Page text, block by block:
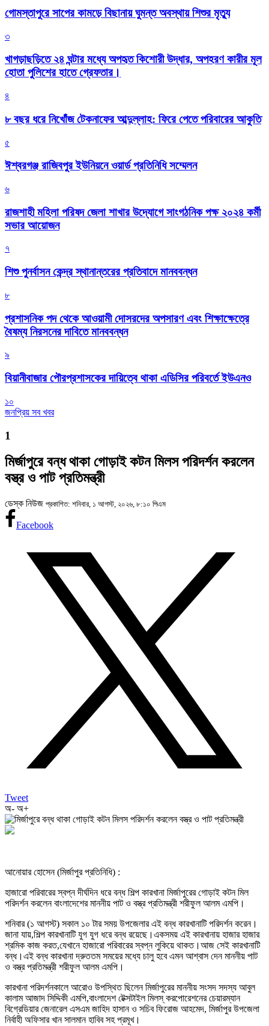
গোমস্তাপুরে সাপের কামড়ে বিছানায় ঘুমন্ত অবস্থায় শিশুর মৃত্যু
৩
খাগড়াছড়িতে ২৪ ঘন্টার মধ্যে অপহৃত কিশোরী উদ্ধার, অপহরণ কারীর মূল
হোতা পুলিশের হাতে গ্রেফতার।
৪
৮ বছর ধরে নিখোঁজ টেকনাফের আব্দুল্লাহ: ফিরে পেতে পরিবারের আকুতি
৫
ঈশ্বরগঞ্জ রাজিবপুর ইউনিয়নে ওয়ার্ড প্রতিনিধি সম্মেলন
৬
রাজশাহী মহিলা পরিষদ জেলা শাখার উদ্যোগে সাংগঠনিক পক্ষ ২০২৪ কর্মী
সভার আয়োজন
৭
শিশু পুনর্বাসন কেন্দ্র স্থানান্তরের প্রতিবাদে মানববন্ধন
৮
প্রশাসনিক পদ থেকে আওয়ামী দোসরদের অপসারণ এবং শিক্ষাক্ষেত্রে
বৈষম্য নিরসনের দাবিতে মানববন্ধন
৯
বিয়ানীবাজার পৌরপ্রশাসকের দায়িত্বে থাকা এডিসির পরিবর্তে ইউএনও
১০
জনপ্রিয় সব খবর
1
মির্জাপুরে বন্ধ থাকা গোড়াই কটন মিলস পরিদর্শন করলেন
বস্ত্র ও পাট প্রতিমন্ত্রী
ডেস্ক নিউজ প্রকাশিত: শনিবার, ১ আগস্ট, ২০২৬, ৮:১০ পিএম
Facebook
Tweet
অ- অ+
আনোয়ার হোসেন (মির্জাপুর প্রতিনিধি) :
হাজারো পরিবারের স্বপ্ন দীর্ঘদিন ধরে বন্ধ শিল্প কারখানা মির্জাপুরের গোড়াই কটন মিল
পরিদর্শন করলেন বাংলাদেশের মাননীয় পাট ও বস্ত্র প্রতিমন্ত্রী শরীফুল আলম এমপি।
শনিবার (১ আগস্ট) সকাল ১০ টার সময় উপজেলার এই বন্ধ কারখানাটি পরিদর্শন করেন।
জানা যায়,শিল্প কারখানাটি যুগ যুগ ধরে বন্ধ রয়েছে।একসময় এই কারখানায় হাজার হাজার
শ্রমিক কাজ করত,যেখানে হাজারো পরিবারের স্বপ্ন লুকিয়ে থাকত।আজ সেই কারখানাটি
বন্ধ।এই বন্ধ কারখানা দ্রুততম সময়ের মধ্যে চালু হবে এমন আশ্বাস দেন মাননীয় পাট
ও বস্ত্র প্রতিমন্ত্রী শরীফুল আলম এমপি।
কারখানা পরিদর্শনকালে আরোও উপস্থিত ছিলেন মির্জাপুরের মাননীয় সংসদ সদস্য আবুল
কালাম আজাদ সিদ্দিকী এমপি,বাংলাদেশ টেক্সটাইল মিলস্ করপোরেশনের চেয়ারম্যান
বিগ্রেডিয়ার জেনারেল এসএম জাহিদ হাসান ও সচিব ফিরোজ আহমেদ, মির্জাপুর উপজেলা
নির্বাহী অফিসার খান সালমান হাবিব সহ প্রমূখ।